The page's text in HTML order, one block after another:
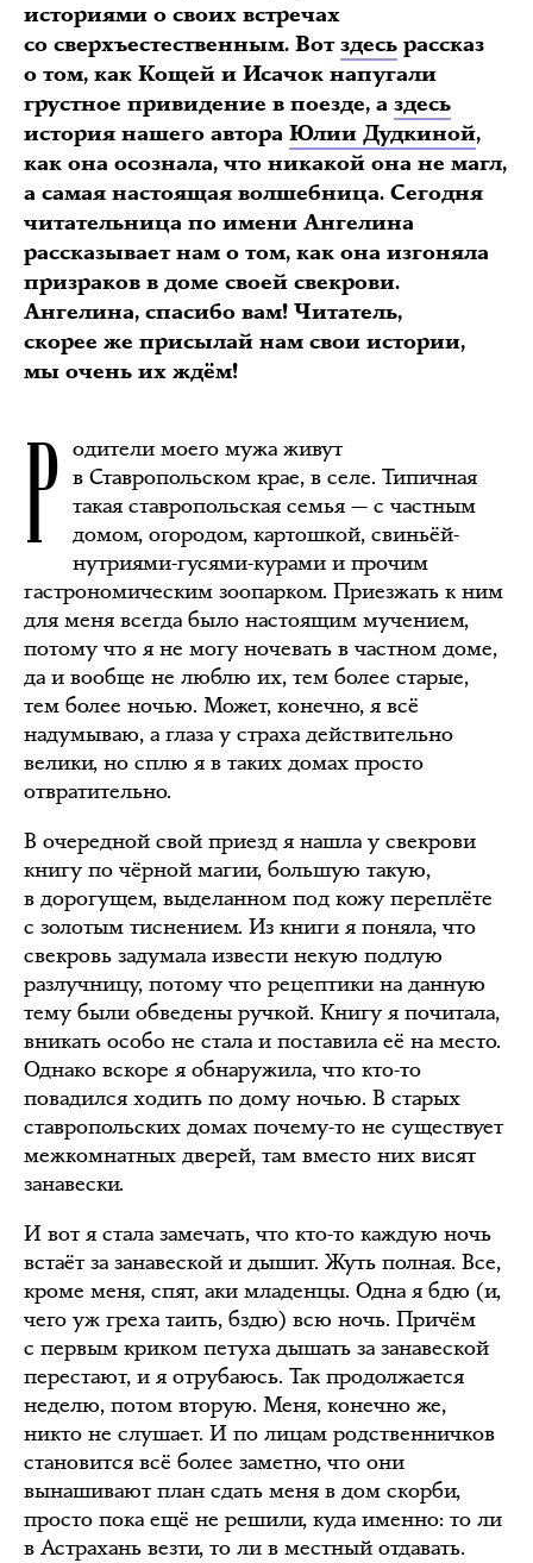
историями о своих встречах
со сверхъестественным. Вотздесь рассказ
о том, как Кощей и Исачок напугали
грустное привидение в поезде, а здесь
история нашего автора Юлии Дудкиной,
как она осознала, что никакой она не магл,
а самая настоящая волшебница. Сегодня
читательница по имени Ангелина
рассказывает нам о том, как она изгоняла
призраков в доме своей свекрови.
Ангелина, спасибо вам! Читатель,
скорее же присылай нам свои истории,
мы очень их ждём!
Р одители моего мужа живут
в Ставропольском крае, в селе. Типичная
такая ставропольская семья — с частным
домом, огородом, картошкой, свиньёй-
нутриями-гусями-курами и прочим
гастрономическим зоопарком. Приезжать к ним
для меня всегда было настоящим мучением,
потому что я не могу ночевать в частном доме,
да и вообще не люблю их, тем более старые,
тем более ночью. Может, конечно, я всё
надумываю, а глаза у страха действительно
велики, но сплю я в таких домах просто
отвратительно.
В очередной свой приезд я нашла у свекрови
книгу по чёрной магии, большую такую,
в дорогущем, выделанном под кожу переплёте
с золотым тиснением. Из книги я поняла, что
свекровь задумала извести некую подлую
разлучницу, потому что рецептики на данную
тему были обведены ручкой. Книгу я почитала,
вникать особо не стала и поставила её на место.
Однако вскоре я обнаружила, что кто-то
повадился ходить по дому ночью. В старых
ставропольских домах почему-то не существует
межкомнатных дверей, там вместо них висят
занавески.
И вот я стала замечать, что кто-то каждую ночь
встаёт за занавеской и дышит. Жуть полная. Все,
кроме меня, спят, аки младенцы. Одна я бдю (и,
чего уж греха таить, бздю) всю ночь. Причём
с первым криком петуха дышать за занавеской
перестают, и я отрубаюсь. Так продолжается
неделю, потом вторую. Меня, конечно же,
никто не слушает. И по лицам родственничков
становится всё более заметно, что они
вынашивают план сдать меня в дом скорби,
просто пока ещё не решили, куда именно: то ли
в Астрахань везти, то ли в местный отдавать.